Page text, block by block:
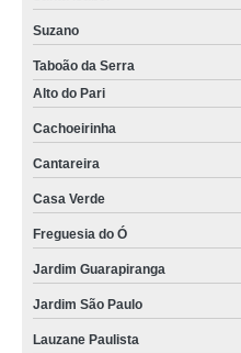
Suzano
Taboão da Serra
Alto do Pari
Cachoeirinha
Cantareira
Casa Verde
Freguesia do Ó
Jardim Guarapiranga
Jardim São Paulo
Lauzane Paulista